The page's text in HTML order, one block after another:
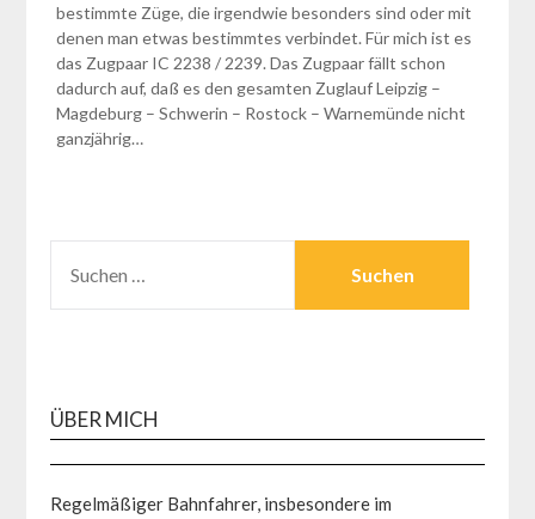
bestimmte Züge, die irgendwie besonders sind oder mit
denen man etwas bestimmtes verbindet. Für mich ist es
das Zugpaar IC 2238 / 2239. Das Zugpaar fällt schon
dadurch auf, daß es den gesamten Zuglauf Leipzig –
Magdeburg – Schwerin – Rostock – Warnemünde nicht
ganzjährig…
NACH:
ÜBER MICH
Regelmäßiger Bahnfahrer, insbesondere im